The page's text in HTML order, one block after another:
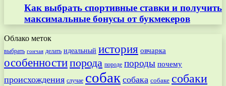
Как выбрать спортивные ставки и получить
максимальные бонусы от букмекеров
Облако меток
выбрать гончая делать идеальный история овчарка
особенностипорода породе породы почему
происхождения случае собак собака собаке собаки